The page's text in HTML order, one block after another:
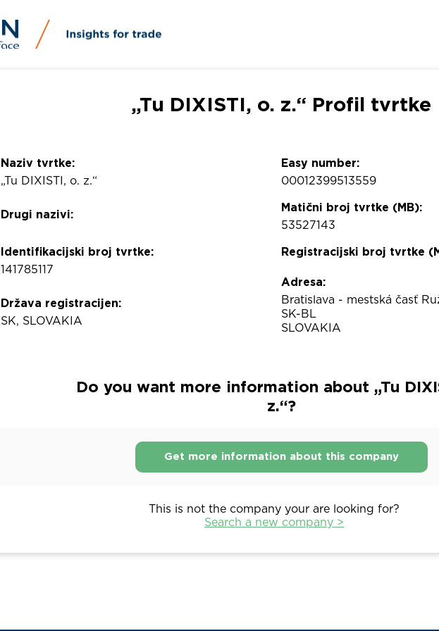
„Tu DIXISTI, o. z.“ Profil tvrtke
Naziv tvrtke:
„Tu DIXISTI, o. z.“
Drugi nazivi:
Identifikacijski broj tvrtke:
141785117
Država registracijen:
SK, SLOVAKIA
Easy number:
00012399513559
Matični broj tvrtke (MB):
53527143
Registracijski broj tvrtke
Adresa:
Bratislava - mestská časť
SK-BL
SLOVAKIA
Do you want more information about „Tu
z.“?
Get more information about this company
This is not the company your are looking for?
Search a new company >